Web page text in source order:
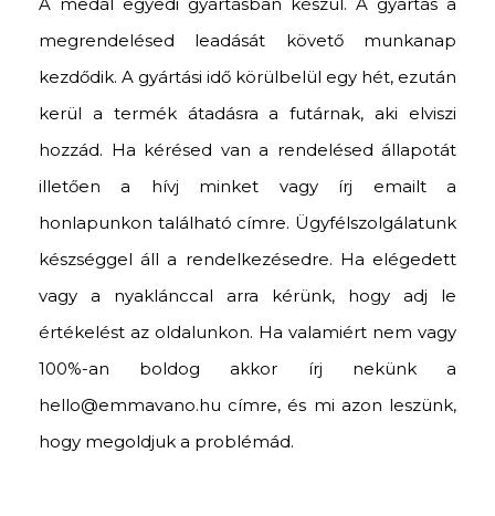
A medál egyedi gyártásban készül. A gyártás a
megrendelésed leadását követő munkanap
kezdődik. A gyártási idő körülbelül egy hét, ezután
kerül a termék átadásra a futárnak, aki elviszi
hozzád. Ha kérésed van a rendelésed állapotát
illetően a hívj minket vagy írj emailt a
honlapunkon található címre. Ügyfélszolgálatunk
készséggel áll a rendelkezésedre. Ha elégedett
vagy a nyaklánccal arra kérünk, hogy adj le
értékelést az oldalunkon. Ha valamiért nem vagy
100%-an boldog akkor írj nekünk a
hello@emmavano.hu címre, és mi azon leszünk,
hogy megoldjuk a problémád.